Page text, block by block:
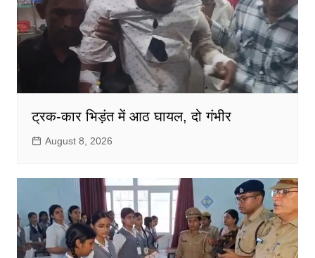
ट्रक-कार भिड़ंत में आठ घायल, दो गंभीर
August 8, 2026